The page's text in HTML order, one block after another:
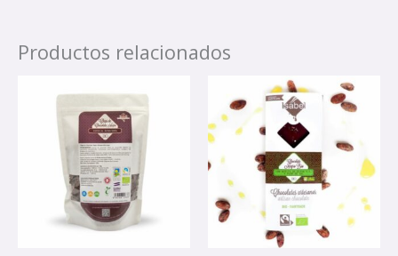
Productos relacionados